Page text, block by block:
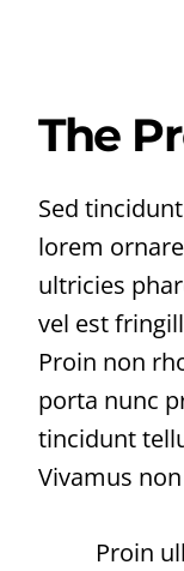
The
Sed
lorem
ultricies
vel est
Proin non
porta nunc
tincidunt
Vivamus
Proin